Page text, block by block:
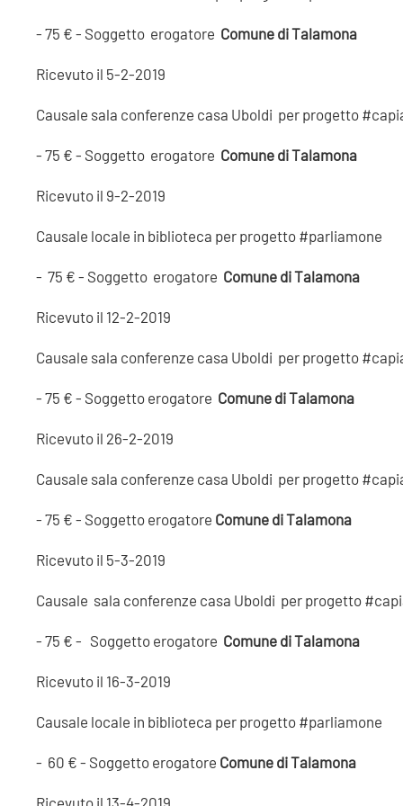
- 75 € - Soggetto erogatore Comune di Talamona
Ricevuto il 5-2-2019
Causale sala conferenze casa Uboldi per progetto
- 75 € - Soggetto erogatore Comune di Talamona
Ricevuto il 9-2-2019
Causale locale in biblioteca per progetto #parliamone
- 75 € - Soggetto erogatore Comune di Talamona
Ricevuto il 12-2-2019
Causale sala conferenze casa Uboldi per progetto
- 75 € - Soggetto erogatore Comune di Talamona
Ricevuto il 26-2-2019
Causale sala conferenze casa Uboldi per progetto
- 75 € - Soggetto erogatore Comune di Talamona
Ricevuto il 5-3-2019
Causale sala conferenze casa Uboldi per progetto
- 75 € - Soggetto erogatore Comune di Talamona
Ricevuto il 16-3-2019
Causale locale in biblioteca per progetto #parliamone
- 60 € - Soggetto erogatore Comune di Talamona
Ricevuto il 13-4-2019